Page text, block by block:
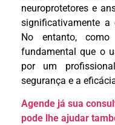
neuroprotetores e
significativamente
No entanto,
fundamental que o
por um
segurança e a
Agende já sua
pode lhe ajudar